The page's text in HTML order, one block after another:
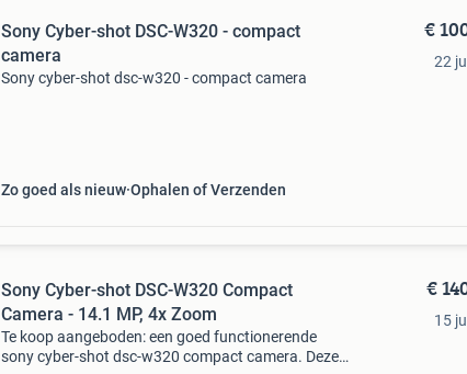
Sony Cyber-shot DSC-W320 - compact
camera
Sony cyber-shot dsc-w320 - compact camera
Zo goed als nieuw Ophalen of Verzenden
€
22
Sony Cyber-shot DSC-W320 Compact
Camera - 14.1 MP, 4x Zoom
Te koop aangeboden: een goed functionerende
sony cyber-shot dsc-w320 compact camera. Deze
€
15